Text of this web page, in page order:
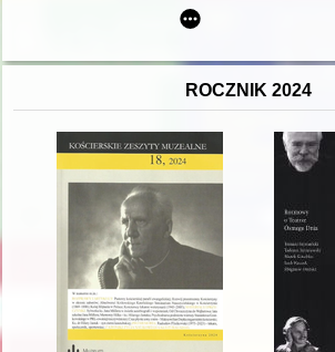
ROCZNIK 2024